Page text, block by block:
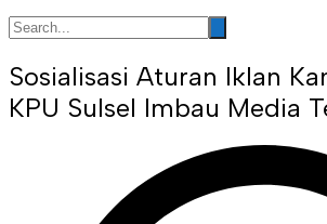
Sosialisasi Aturan Iklan
KPU Sulsel Imbau Media